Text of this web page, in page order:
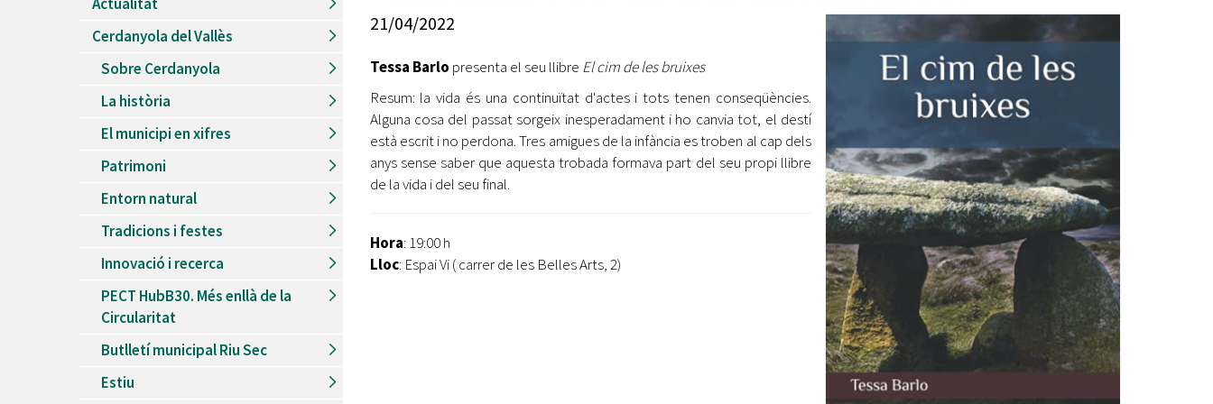
Recursos Humans
Ètica i Integritat
Retiment de Comptes
Accés a Informació Pública
Dades Obertes
Catàleg de Serveis i Tràmits
Del26/06/2026al30/08/2026
Patis oberts temporada d'estiu
Piscines d'estiu a Cerdanyola
Del01/06/2026al30/09/2026
Refugis climàtics a Cerdanyola
Jocs d'aigua del Parc Cordelles
Del01/07/2024al31/08/2026
Decorem! Conte 'La truita de nabius'
jove 2026
Cerdanyola opta a més de 5 milions d'euros del Pla de
l'entorn de l'avinguda Catalunya
El FIT presenta el cartell de la seva 16a edició i dona el
tret de sortida al festival
Entitats
Equipaments
Mercats Municipals
Webs Municipals
Cerdanyola del Vallès
Sobre Cerdanyola
La història
El municipi en xifres
Patrimoni
Entorn natural
Tradicions i festes
Innovació i recerca
PECT HubB30. Més enllà de la
Circularitat
Butlletí municipal Riu Sec
Estiu
21/04/2022
Tessa Barlo presenta el seu llibre El cim de les bruixes
Resum: la vida és una continuïtat d'actes i tots tenen conseqüències.
Alguna cosa del passat sorgeix inesperadament i ho canvia tot, el destí
està escrit i no perdona. Tres amigues de la infància es troben al cap dels
anys sense saber que aquesta trobada formava part del seu propi llibre
de la vida i del seu final.
Hora: 19:00 h
Lloc: Espai Vi ( carrer de les Belles Arts, 2)